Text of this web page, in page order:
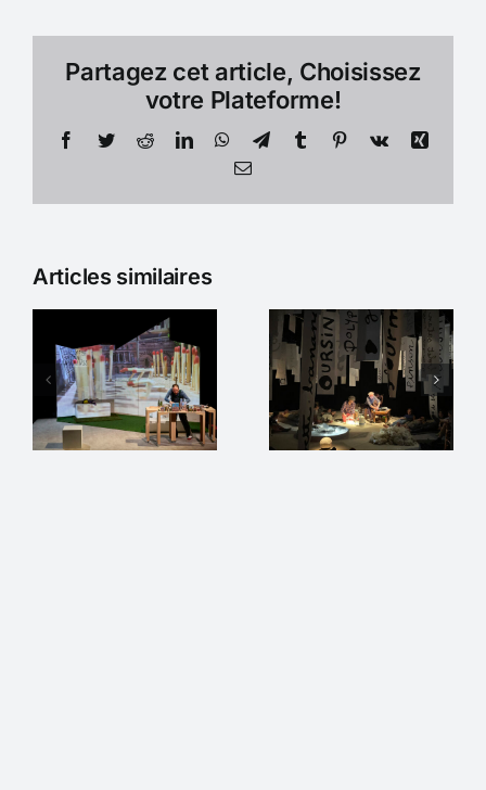
Partagez cet article, Choisissez
votre Plateforme!
Facebook
TwitterRedditLinkedInWhatsApp
TelegramTumblr Pinterest
Vk
Xing
Email
Articles similaires